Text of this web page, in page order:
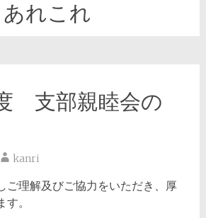
あれこれ
支部親睦会の
kanri
ご理解及びご協力をいただき、厚
。